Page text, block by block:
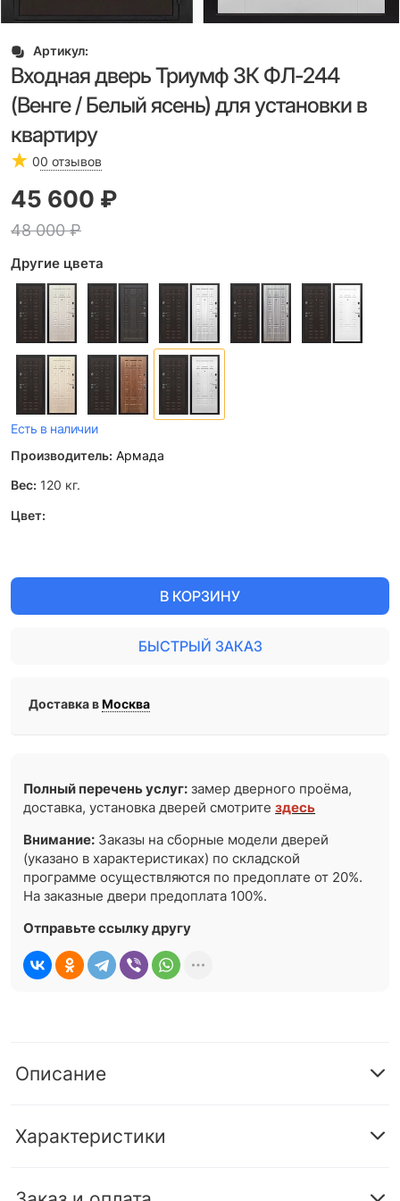
Артикул:
Входная дверь Триумф 3К ФЛ-244
(Венге / Белый ясень) для установки в
квартиру
00 отзывов
48 000 ₽
45 600 ₽
Другие цвета
Есть в наличии
Производитель: Армада
Вес: 120 кг.
Цвет:
В КОРЗИНУ
БЫСТРЫЙ ЗАКАЗ
Доставка вМосква
Полный перечень услуг: замер дверного проёма,
доставка, установка дверей смотритездесь
Внимание: Заказы на сборные модели дверей
(указано в характеристиках) по складской
программе осуществляются по предоплате от 20%.
На заказные двери предоплата 100%.
Отправьте ссылку другу
Описание
Характеристики